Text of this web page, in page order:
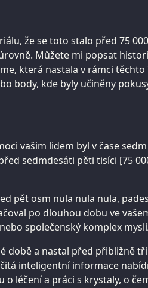
že se toto stalo před 75
Můžete mi popsat
která nastala v rámci těchto
body, kde byly učiněny
vašim lidem byl v čase
sedmdesáti pěti tisíci [75
pět osm nula nula nula,
po dlouhou dobu ve
společenský komplex
době a nastal před přibližně
inteligentní informace
o léčení a práci s krystaly, o